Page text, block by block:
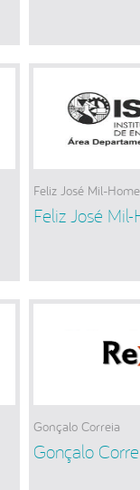
Feliz José Mil-
Feliz José
Gonçalo Correia
Gonçalo